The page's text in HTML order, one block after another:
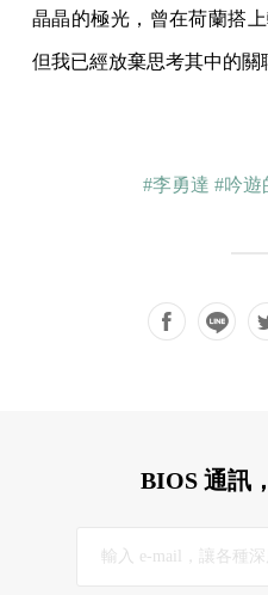
晶晶的極光，曾在荷蘭搭
但我已經放棄思考其中的關
#李勇達 #吟遊
BIOS 通訊